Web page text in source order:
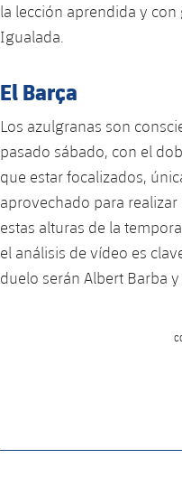
la lección aprendida y
Igualada.
El Barça
Los azulgranas son
pasado sábado, con el
que estar focalizados,
aprovechado para
estas alturas de la
el análisis de vídeo es
duelo serán Albert Barba